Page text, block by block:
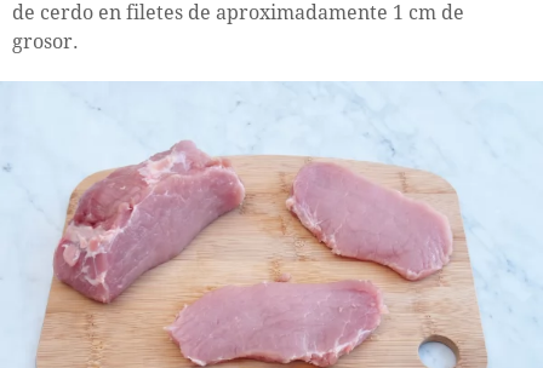
de cerdo en filetes de aproximadamente 1 cm de
grosor.